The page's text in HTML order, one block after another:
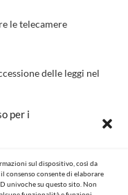
per i
sul dispositivo, così da
consenso consente di elaborare
univoche su questo sito. Non
le telecamere
delle leggi nel